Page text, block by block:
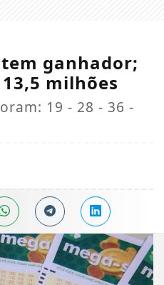
ganhador;
milhões
19 - 28 - 36 -